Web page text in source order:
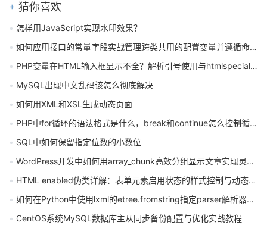
猜你喜欢
怎样用JavaScript实现水印效果？
如何应用接口的常量字段实战管理跨类共用的配置变量并遵循命名规范
PHP变量在HTML输入框显示不全？解析引号使用与htmlspecialchars转义
MySQL出现中文乱码该怎么彻底解决
如何用XML和XSL生成动态页面
PHP中for循环的语法格式是什么，break和continue怎么控制循环执行
SQL中如何保留指定位数的小数位
WordPress开发中如何用array_chunk高效分组显示文章实现灵活布局
HTML enabled伪类详解：表单元素启用状态的样式控制与动态应用
如何在Python中使用lxml的etree.fromstring指定parser解析器参数
CentOS系统MySQL数据库主从同步备份配置与优化实战教程